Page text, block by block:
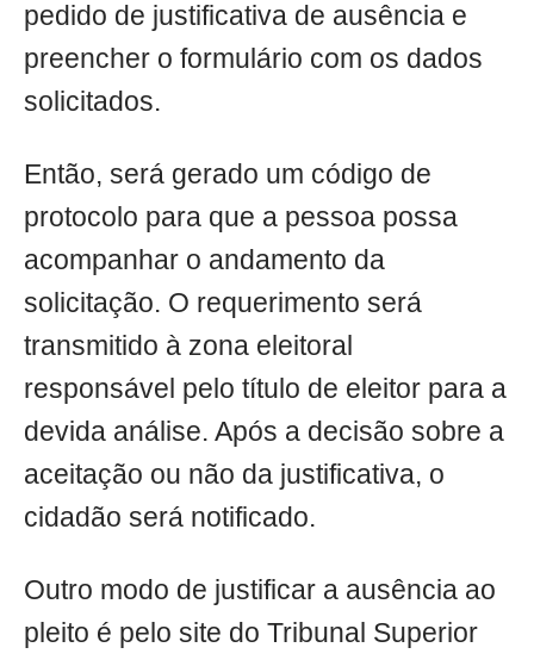
pedido de justificativa de ausência e
preencher o formulário com os dados
solicitados.
Então, será gerado um código de
protocolo para que a pessoa possa
acompanhar o andamento da
solicitação. O requerimento será
transmitido à zona eleitoral
responsável pelo título de eleitor para a
devida análise. Após a decisão sobre a
aceitação ou não da justificativa, o
cidadão será notificado.
Outro modo de justificar a ausência ao
pleito é pelo site do Tribunal Superior